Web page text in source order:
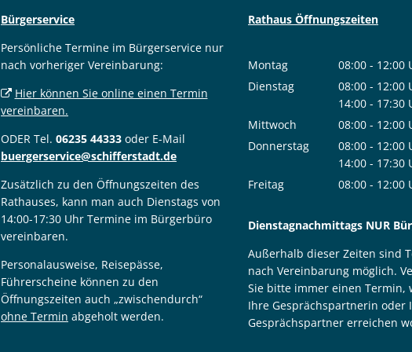
Bürgerservice
Persönliche Termine im Bürgerservice nur
nach vorheriger Vereinbarung:
Hier können Sie online einen Termin
vereinbaren.
ODER Tel. 06235 44333 oder E-Mail
buergerservice@schifferstadt.de
Zusätzlich zu den Öffnungszeiten des
Rathauses, kann man auch Dienstags von
14:00-17:30 Uhr Termine im Bürgerbüro
vereinbaren.
Personalausweise, Reisepässe,
Führerscheine können zu den
Öffnungszeiten auch „zwischendurch“
ohne Termin abgeholt werden.
Rathaus Öffnungszeiten
Montag 08:00 - 12:00
Von 08:00 bis
Dienstag 08:00 - 12:00
Von 08:00 bis
14:00 - 17:30
Von 14:00 bis
Mittwoch 08:00 - 12:00
Von 08:00 bis
Donnerstag 08:00 - 12:00
Von 08:00 bis
14:00 - 17:30
Von 14:00 bis
Freitag 08:00 - 12:00
Dienstagnachmittags NUR
Außerhalb dieser Zeiten sind
nach Vereinbarung möglich.
Sie bitte immer einen Termin,
Ihre Gesprächspartnerin oder
Gesprächspartner erreichen